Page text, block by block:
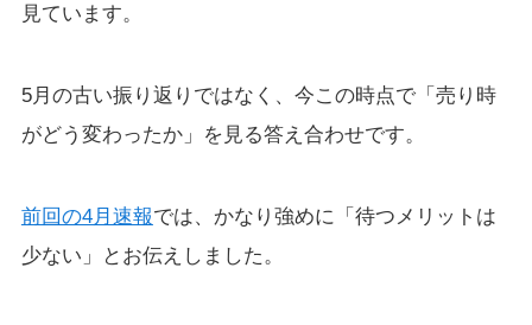
見ています。
5月の古い振り返りではなく、今この時点で「売り時
がどう変わったか」を見る答え合わせです。
前回の4月速報では、かなり強めに「待つメリットは
少ない」とお伝えしました。